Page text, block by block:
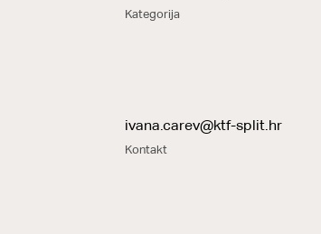
Kategorija
ivana.carev@ktf-split.hr
Kontakt